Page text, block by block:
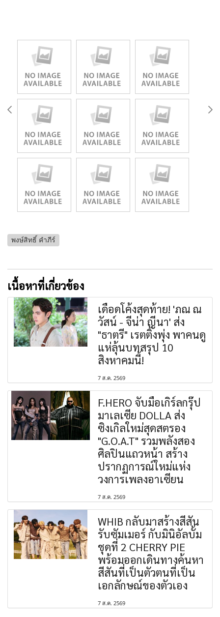
พงษ์สิทธิ์ คำภีร์
เนื้อหาที่เกี่ยวข้อง
เดือดโค้งสุดท้าย! 'ภณ ณ
วัสน์ - จีน่า ญีนา' ส่ง
"ธาตรี" เรตติ้งพุ่ง พาคนดู
แห่ลุ้นบทสรุป 10
สิงหาคมนี้!
7 ส.ค. 2569
F.HERO จับมือเกิร์ลกรุ๊ป
มาเลเซีย DOLLA ส่ง
ซิงเกิลใหม่สุดสตรอง
"G.O.A.T" รวมพลังสอง
ศิลปินแถวหน้า สร้าง
ปรากฏการณ์ใหม่แห่ง
วงการเพลงอาเซียน
7 ส.ค. 2569
WHIB กลับมาสร้างสีสัน
รับซัมเมอร์ กับมินิอัลบั้ม
ชุดที่ 2 CHERRY PIE
พร้อมออกเดินทางค้นหา
สีสันที่เป็นตัวตนที่เป็น
เอกลักษณ์ของตัวเอง
7 ส.ค. 2569